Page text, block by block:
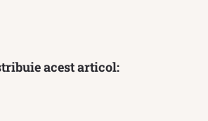
acest articol: